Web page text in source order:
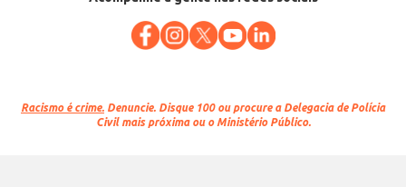
Racismo é crime. Denuncie. Disque 100 ou procure a Delegacia de Polícia
Civil mais próxima ou o Ministério Público.